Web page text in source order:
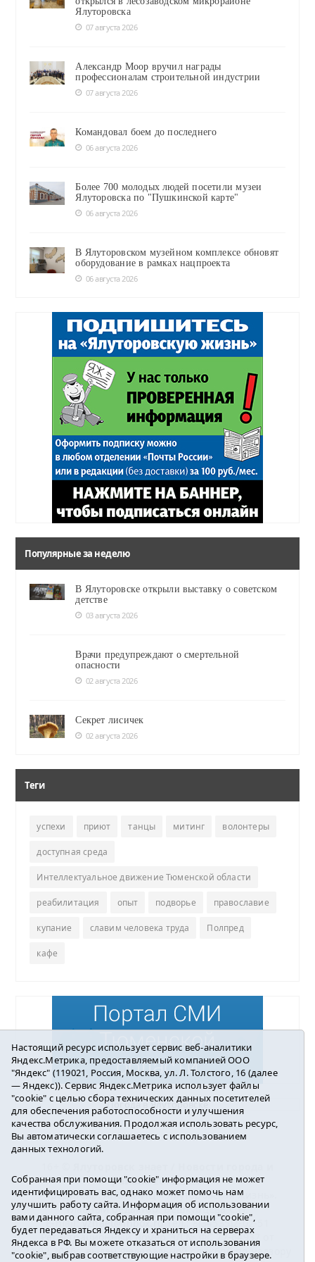
Ялуторовска
07 августа 2026
Александр Моор вручил награды
профессионалам строительной индустрии
07 августа 2026
Командовал боем до последнего
06 августа 2026
Более 700 молодых людей посетили музеи
Ялуторовска по "Пушкинской карте"
06 августа 2026
В Ялуторовском музейном комплексе обновят
оборудование в рамках нацпроекта
06 августа 2026
Популярные за неделю
В Ялуторовске открыли выставку о советском
детстве
03 августа 2026
Врачи предупреждают о смертельной
опасности
02 августа 2026
Секрет лисичек
02 августа 2026
Теги
успехи приют танцы митинг волонтеры
доступная среда
Интеллектуальное движение Тюменской области
реабилитация опыт подворье православие
купание славим человека труда Полпред
кафе
Погода в Ялуторовске
района2016-2023
Учредитель: АНО «ИИЦ « Ялуторовская жизнь».
Главный редактор: Вешкурцева С.П.
E-mail:yznaet@inbox.ruТел.: 8(34535)2-02-51
Регистрационный номер ЭЛ № ФС 77-64937 от
24.02.2016г. выдан Федеральной службой по надзору
Настоящий ресурс использует сервис веб-аналитики
Яндекс.Метрика, предоставляемый компанией ООО
"Яндекс" (119021, Россия, Москва, ул. Л. Толстого, 16 (далее
— Яндекс)). Сервис Яндекс.Метрика использует файлы
"cookie" с целью сбора технических данных посетителей
для обеспечения работоспособности и улучшения
качества обслуживания. Продолжая использовать ресурс,
Вы автоматически соглашаетесь с использованием
данных технологий.
Собранная при помощи "cookie" информация не может
идентифицировать вас, однако может помочь нам
улучшить работу сайта. Информация об использовании
вами данного сайта, собранная при помощи "cookie",
будет передаваться Яндексу и храниться на серверах
Яндекса в РФ. Вы можете отказаться от использования
"cookie", выбрав соответствующие настройки в браузере.